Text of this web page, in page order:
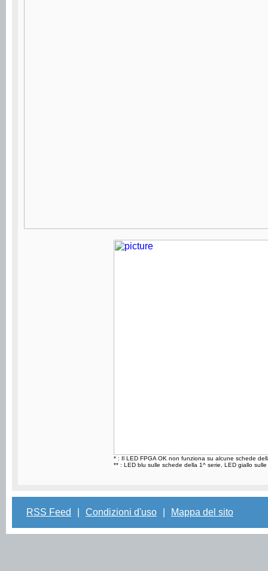
* : Il LED FPGA OK non funziona su alcune schede
** : LED blu sulle schede della 1^ serie, LED giallo
RSS Feed Condizioni d'uso Mappa del sito